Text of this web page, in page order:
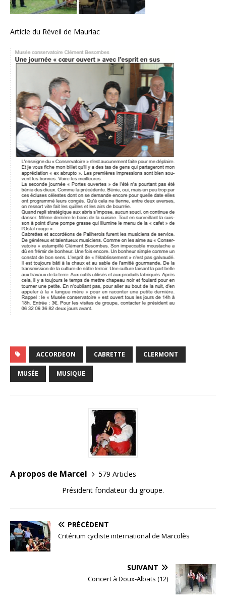
Article du Réveil de Mauriac
ACCORDEON CABRETTE CLERMONT
MUSÉE MUSIQUE
A propos de Marcel
579 Articles
Président fondateur du groupe.
PRÉCÉDENT
Critérium cycliste international de Marcolès
SUIVANT
Concert à Doux-Albats (12)